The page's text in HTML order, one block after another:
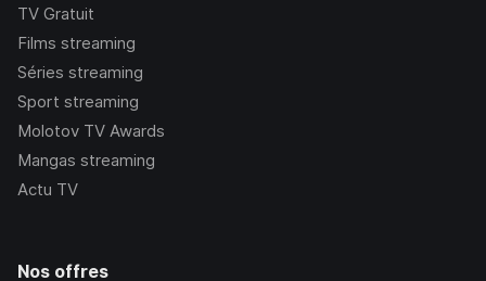
TV Gratuit
Films streaming
Séries streaming
Sport streaming
Molotov TV Awards
Mangas streaming
Actu TV
Nos offres